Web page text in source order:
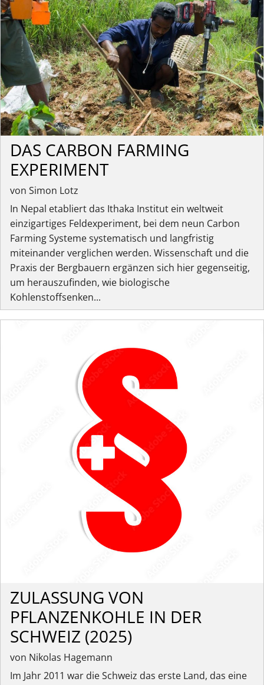
DAS CARBON FARMING
EXPERIMENT
von Simon Lotz
In Nepal etabliert das Ithaka Institut ein weltweit
einzigartiges Feldexperiment, bei dem neun Carbon
Farming Systeme systematisch und langfristig
miteinander verglichen werden. Wissenschaft und die
Praxis der Bergbauern ergänzen sich hier gegenseitig,
um herauszufinden, wie biologische
Kohlenstoffsenken...
ZULASSUNG VON
PFLANZENKOHLE IN DER
SCHWEIZ (2025)
von Nikolas Hagemann
Im Jahr 2011 war die Schweiz das erste Land, das eine